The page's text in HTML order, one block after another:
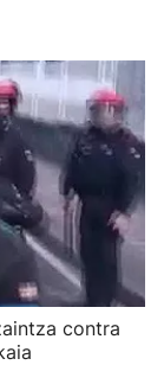
contra